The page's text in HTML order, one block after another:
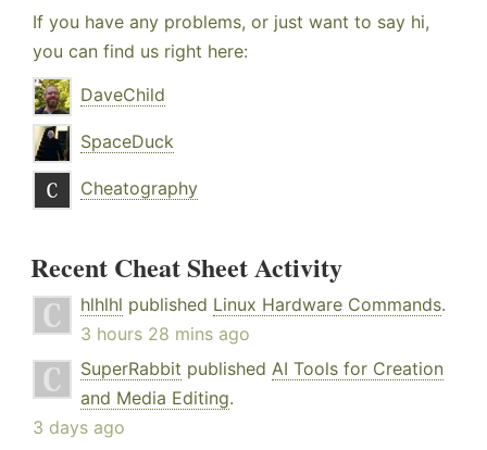
If you have any problems, or just want to say hi,
you can find us right here:
DaveChild
SpaceDuck
Cheatography
Recent Cheat Sheet Activity
hlhlhl published Linux Hardware Commands.
3 hours 28 mins ago
SuperRabbit published AI Tools for Creation
and Media Editing.
3 days ago